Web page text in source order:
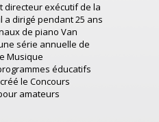
directeur exécutif de la
a dirigé pendant 25 ans
de piano Van
série annuelle de
Musique
éducatifs
le Concours
amateurs